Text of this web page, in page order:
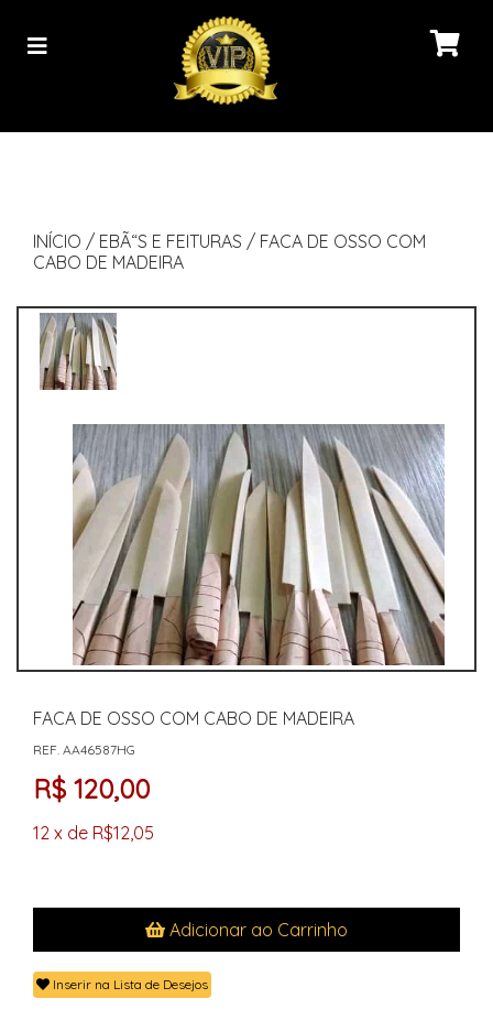
INÍCIO / EBÃ“S E FEITURAS / FACA DE OSSO COM
CABO DE MADEIRA
FACA DE OSSO COM CABO DE MADEIRA
REF. AA46587HG
R$ 120,00
12 x de R$12,05
Adicionar ao Carrinho
Inserir na Lista de Desejos